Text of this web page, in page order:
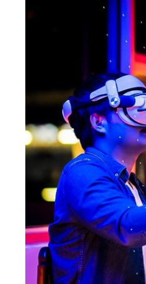
Yeni Dünya Metaverse
Yeni Dünya Metaverse